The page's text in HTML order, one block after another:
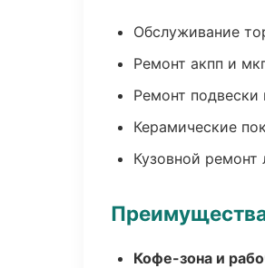
Обслуживание
Ремонт акпп и
Ремонт подвески
Керамические
Кузовной
Кофе-зона и